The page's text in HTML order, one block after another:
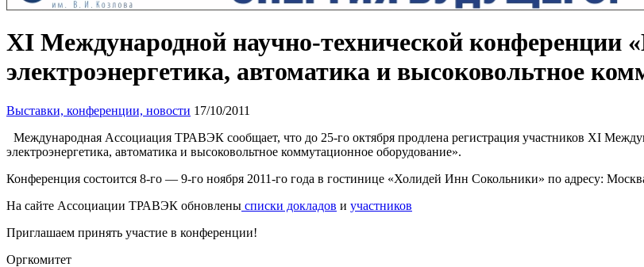
XI Международной научно-технической конференции
электроэнергетика, автоматика и высоковольтное
Выставки, конференции, новости 17/10/2011
Международная Ассоциация ТРАВЭК сообщает, что до 25-го октября продлена регистрация участников XI
электроэнергетика, автоматика и высоковольтное коммутационное оборудование».
Конференция состоится 8-го — 9-го ноября 2011-го года в гостинице «Холидей Инн Сокольники» по адресу:
На сайте Ассоциации ТРАВЭК обновлены списки докладов и участников
Приглашаем принять участие в конференции!
Оргкомитет